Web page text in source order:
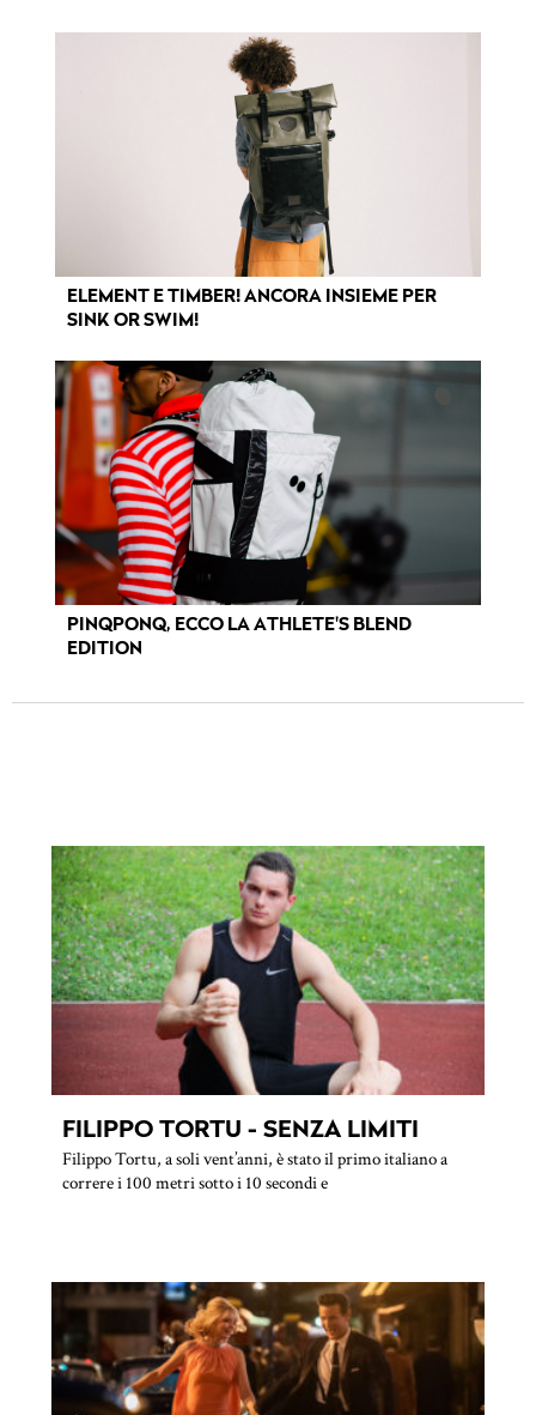
ELEMENT E TIMBER! ANCORA INSIEME PER
SINK OR SWIM!
PINQPONQ, ECCO LA ATHLETE'S BLEND
EDITION
FILIPPO TORTU - SENZA LIMITI
Filippo Tortu, a soli vent’anni, è stato il primo italiano a
correre i 100 metri sotto i 10 secondi e